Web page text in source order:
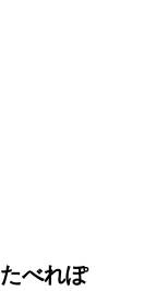
たべれぽ